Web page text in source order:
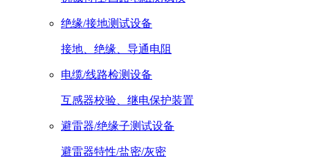
绝缘/接地测试设备
接地、绝缘、导通电阻
电缆/线路检测设备
互感器校验、继电保护装置
避雷器/绝缘子测试设备
避雷器特性/盐密/灰密